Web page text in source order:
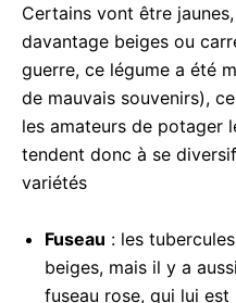
Certains vont être
davantage beiges ou
guerre, ce légume a été
de mauvais souvenirs),
les amateurs de potager
tendent donc à se
variétés
Fuseau : les
beiges, mais il y a
fuseau rose, qui lui est